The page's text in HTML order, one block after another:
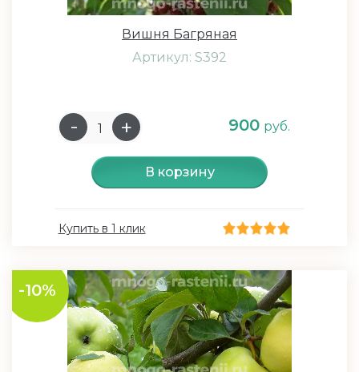
Вишня Багряная
Артикул: S392
900 руб.
В корзину
Купить в 1 клик
-10%